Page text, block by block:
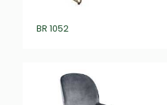
BR 1052